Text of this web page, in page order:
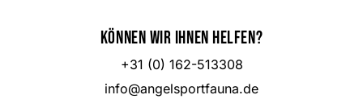
Können wir Ihnen helfen?
+31 (0) 162-513308
info@angelsportfauna.de